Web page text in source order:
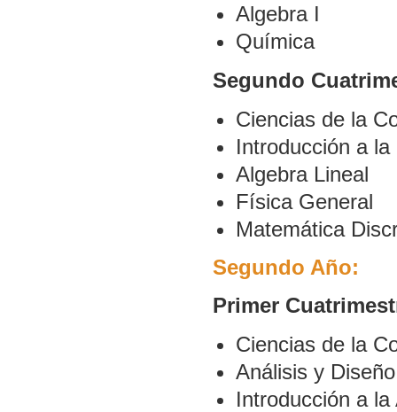
Algebra I
Química
Segundo
Ciencias de la
Introducción a
Algebra Lineal
Física General
Matemática
Segundo Año:
Primer
Ciencias de la
Análisis y
Introducción a